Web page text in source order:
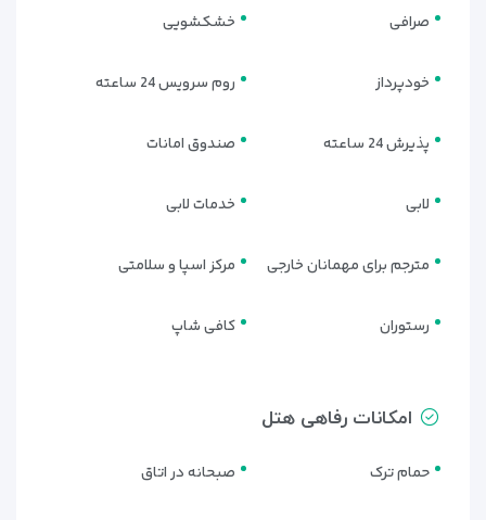
صرافی خشکشویی
خودپرداز روم سرویس 24 ساعته
پذیرش 24 ساعته صندوق امانات
لابی خدمات لابی
مترجم برای مهمانان خارجی مرکز اسپا و سلامتی
رستوران کافی شاپ
امکانات رفاهی هتل
حمام ترک صبحانه در اتاق